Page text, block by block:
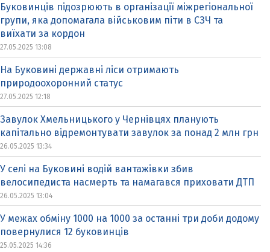
Буковинців підозрюють в організації міжрегіональної
групи, яка допомагала військовим піти в СЗЧ та
виїхати за кордон
27.05.2025 13:08
На Буковині державні ліси отримають
природоохоронний статус
27.05.2025 12:18
Завулок Хмельницького у Чернівцях планують
капітально відремонтувати завулок за понад 2 млн грн
26.05.2025 13:34
У селі на Буковині водій вантажівки збив
велосипедиста насмерть та намагався приховати ДТП
26.05.2025 13:04
У межах обміну 1000 на 1000 за останні три доби додому
повернулися 12 буковинців
25.05.2025 14:36